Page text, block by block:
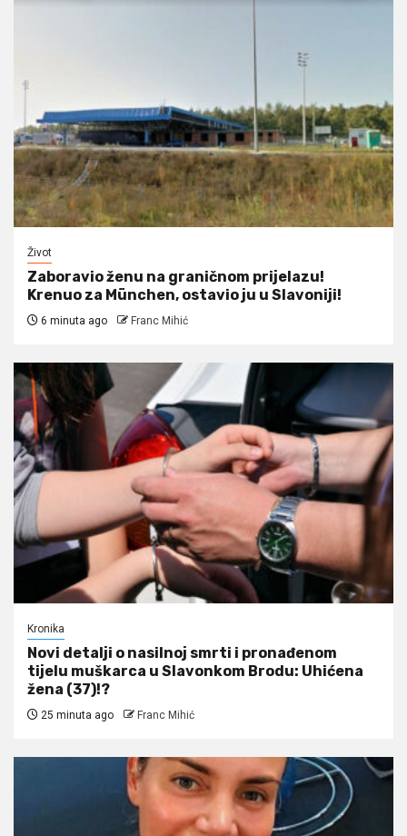
Život
Zaboravio ženu na graničnom prijelazu!
Krenuo za München, ostavio ju u Slavoniji!
6 minuta ago Franc Mihić
Kronika
Novi detalji o nasilnoj smrti i pronađenom
tijelu muškarca u Slavonkom Brodu: Uhićena
žena (37)!?
25 minuta ago Franc Mihić